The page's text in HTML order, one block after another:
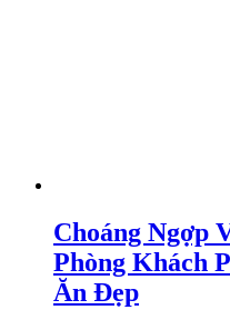
Choáng Ngợp
Phòng Khách
Ăn Đẹp